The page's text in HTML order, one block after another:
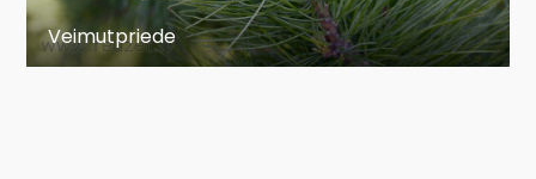
Veimutpriede